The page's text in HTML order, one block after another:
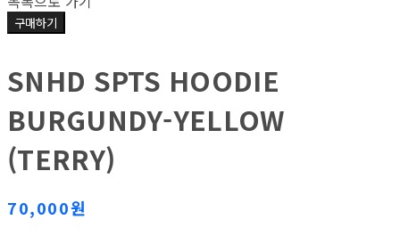
구매하기
SNHD SPTS HOODIE
BURGUNDY-YELLOW
(TERRY)
70,000원